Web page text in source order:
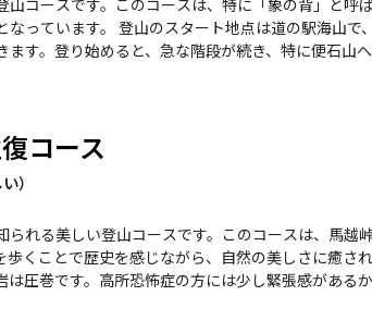
コースです。このコースは、特に「象の背」と呼
ここから熊野古道の石畳を
す。登り始めると、急な階段が続き、特に便石山
。登山道は整備されているものの、岩場や滑りや
が咲き誇り、夏には緑が生い茂り、秋には紅葉が美
絶品です。 便石山と天狗倉山は、自然の美しさと登山
る場所です。
コース
）
れる美しい登山コースです。このコースは、馬越
とで歴史を感じながら、自然の美しさに癒されるこ
圧巻です。高所恐怖症の方には少し緊張感がある